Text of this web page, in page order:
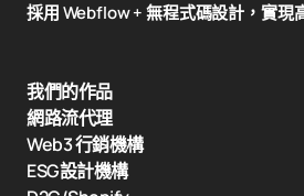
採用 Webflow + 無程式碼設計，實現
我們的作品
網路流代理
Web3 行銷機構
ESG設計機構